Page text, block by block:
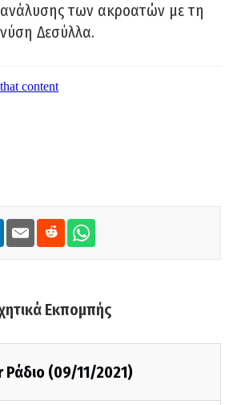
των ακροατών με τη
Δεσύλλα.
Εκπομπής
(09/11/2021)